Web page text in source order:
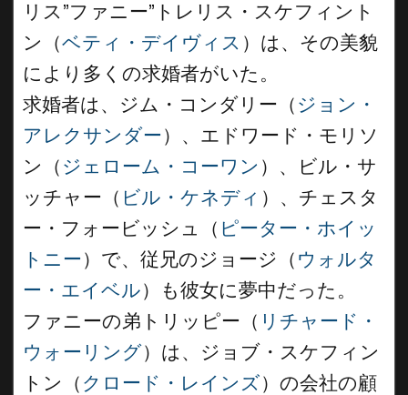
リス”ファニー”トレリス・スケフィント
ン（ベティ・デイヴィス ）は、その美貌
により多くの求婚者がいた。
求婚者は、ジム・コンダリー（ ジョン・
アレクサンダー）、エドワード・モリソ
ン（ ジェローム・コーワン ）、ビル・サ
ッチャー（ ビル・ケネディ ）、チェスタ
ー・フォービッシュ（ ピーター・ホイッ
トニー）で、従兄のジョージ（ ウォルタ
ー・エイベル）も彼女に夢中だった。
ファニーの弟トリッピー（ リチャード・
ウォーリング）は、ジョブ・スケフィン
トン（ クロード・レインズ）の会社の顧